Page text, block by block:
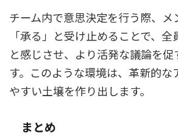
チーム内で意思決定を行う際、メ
「承る」と受け止めることで、
と感じさせ、より活発な議論を促
す。このような環境は、革新的な
やすい土壌を作り出します。
まとめ